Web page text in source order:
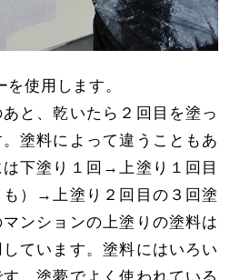
使用します。
と、乾いたら２回目を塗っ
塗料によって違うこともあ
は下塗り１回→上塗り１回目
も）→上塗り２回目の３回塗
ンションの上塗りの塗料は
ています。塗料にはいろい